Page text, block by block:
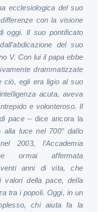
ecclesiologica del suo
con la visione
oggi. Il suo pontificato
del suo
V. Con lui il papa ebbe
drammatizzate
ciò, egli era ligio al suo
acuta, aveva
e volonteroso. Il
pace– dice ancora la
alla luce nel 700° dallo
2003, l’Accademia
ormai affermata
anni di vita, che
valori della pace, della
tra i popoli. Oggi, in un
chi aiuta fa la